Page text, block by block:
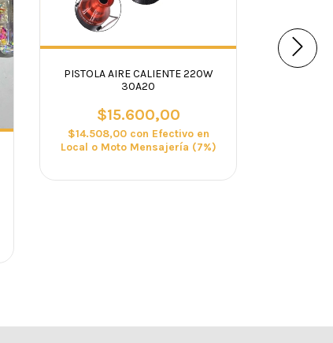
PISTOLA AIRE CALIENTE 220W
30A20
$15.600,00
$14.508,00 con Efectivo en
Local o Moto Mensajería (7%)